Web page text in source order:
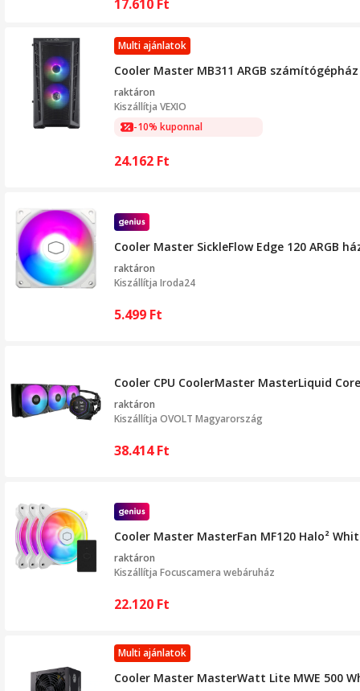
17.610 Ft
Multi ajánlatok
Cooler Master MB311 ARGB számítógépház
raktáron
Kiszállítja VEXIO
-10% kuponnal
24.162 Ft
Cooler Master SickleFlow Edge 120 ARGB
raktáron
Kiszállítja Iroda24
5.499 Ft
Cooler CPU CoolerMaster MasterLiquid
raktáron
Kiszállítja OVOLT Magyarország
38.414Ft
Cooler Master MasterFan MF120 Halo²
raktáron
Kiszállítja Focuscamera webáruház
22.120 Ft
Multi ajánlatok
Cooler Master MasterWatt Lite MWE 500